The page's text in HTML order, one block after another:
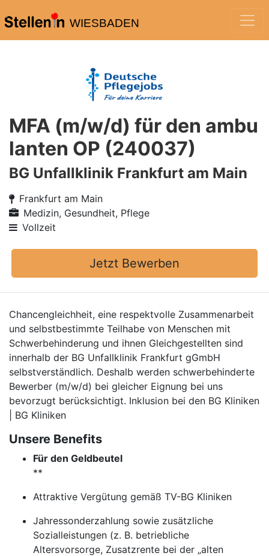
WIESBADEN
MFA (m/w/d) für den ambu
lanten OP (240037)
BG Unfallklinik Frankfurt am Main
Frankfurt am Main
Medizin, Gesundheit, Pflege
Vollzeit
Jetzt Bewerben
Chancengleichheit, eine respektvolle Zusammenarbeit
und selbstbestimmte Teilhabe von Menschen mit
Schwerbehinderung und ihnen Gleichgestellten sind
innerhalb der BG Unfallklinik Frankfurt gGmbH
selbstverständlich. Deshalb werden schwerbehinderte
Bewerber (m/w/d) bei gleicher Eignung bei uns
bevorzugt berücksichtigt. Inklusion bei den BG Kliniken
| BG Kliniken
Unsere Benefits
Für den Geldbeutel
**
Attraktive Vergütung gemäß TV-BG Kliniken
Jahressonderzahlung sowie zusätzliche
Sozialleistungen (z. B. betriebliche
Altersvorsorge, Zusatzrente bei der „alten